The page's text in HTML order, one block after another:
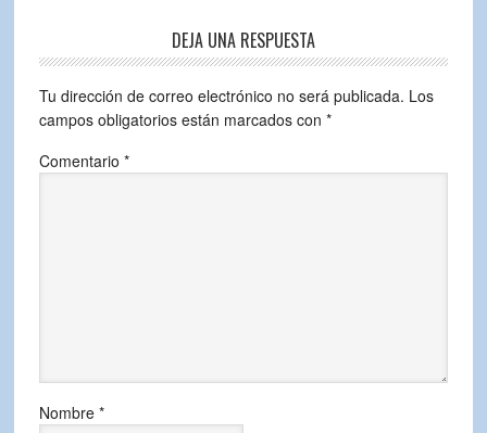
DEJA UNA RESPUESTA
Tu dirección de correo electrónico no será publicada. Los
campos obligatorios están marcados con *
Comentario *
Nombre *